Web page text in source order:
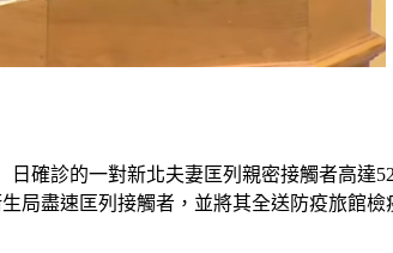
確診的一對新北夫妻匡列親密接觸者高達
局盡速匡列接觸者，並將其全送防疫旅館檢